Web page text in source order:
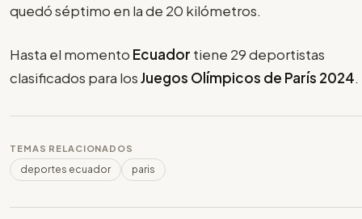
quedó séptimo en la de 20 kilómetros.
Hasta el momento Ecuador tiene 29 deportistas
clasificados para losJuegos Olímpicos de París 2024.
TEMAS RELACIONADOS
deportes ecuador paris